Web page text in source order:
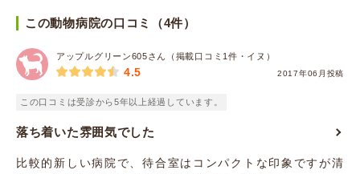
この動物病院の口コミ（4件）
アップルグリーン605さん（掲載口コミ1件・イヌ）
2017年06月投稿
4.5
この口コミは受診から5年以上経過しています。
落ち着いた雰囲気でした
比較的新しい病院で、待合室はコンパクトな印象ですが清